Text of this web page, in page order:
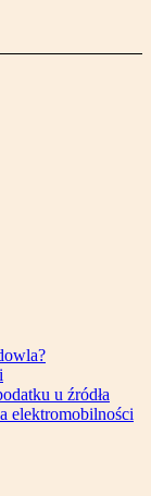
u źródła
elektromobilności